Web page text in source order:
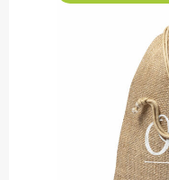
Rompertjes bedrukken
Babycapes bedrukken